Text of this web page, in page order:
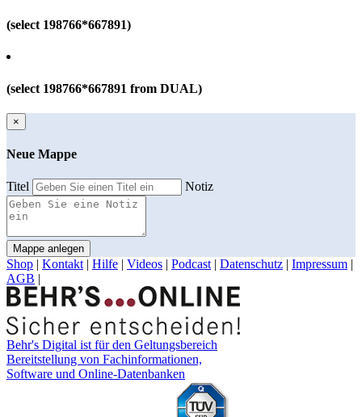
(select 198766*667891)
(select 198766*667891 from DUAL)
×
Neue Mappe
Titel Notiz
Mappe anlegen
Shop | Kontakt | Hilfe | Videos | Podcast | Datenschutz | Impressum |
AGB |
Behr's Digital ist für den Geltungsbereich
Bereitstellung von Fachinformationen,
Software und Online-Datenbanken